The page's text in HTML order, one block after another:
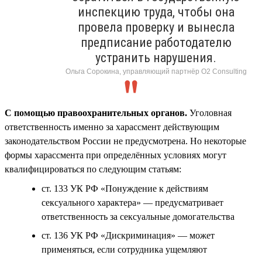
инспекцию труда, чтобы она
провела проверку и вынесла
предписание работодателю
устранить нарушения.
Ольга Сорокина, управляющий партнёр О2 Consulting
С помощью правоохранительных органов. Уголовная
ответственность именно за харассмент действующим
законодательством России не предусмотрена. Но некоторые
формы харассмента при определённых условиях могут
квалифицироваться по следующим статьям:
ст. 133 УК РФ «Понуждение к действиям
сексуального характера» — предусматривает
ответственность за сексуальные домогательства
ст. 136 УК РФ «Дискриминация» — может
применяться, если сотрудника ущемляют